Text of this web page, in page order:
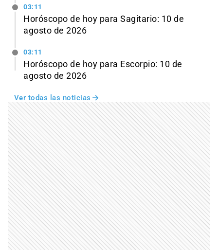
03:11
Horóscopo de hoy para Sagitario: 10 de
agosto de 2026
03:11
Horóscopo de hoy para Escorpio: 10 de
agosto de 2026
Ver todas las noticias